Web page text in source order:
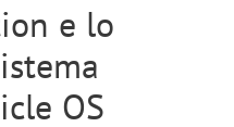
e lo
OS